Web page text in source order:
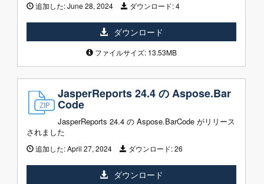
追加した:June 28, 2024 ダウンロード:4
ダウンロード
ファイルサイズ: 13.53MB
JasperReports 24.4 の Aspose.Bar
Code
JasperReports 24.4 の Aspose.BarCode がリリース
されました
追加した:April 27, 2024 ダウンロード:26
ダウンロード